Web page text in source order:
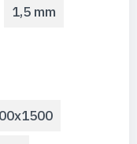
1,5 mm